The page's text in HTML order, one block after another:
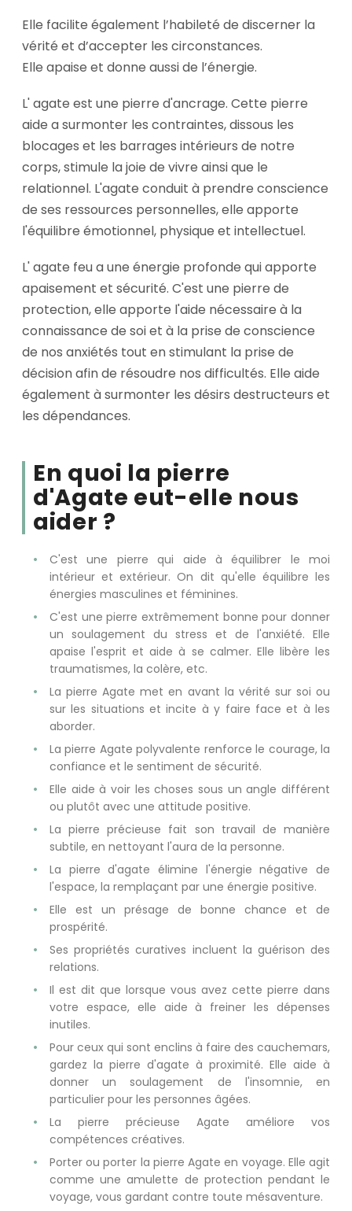
Elle facilite également l’habileté de discerner la
vérité et d’accepter les circonstances.
Elle apaise et donne aussi de l’énergie.
L' agate est une pierre d'ancrage. Cette pierre
aide a surmonter les contraintes,dissous les
blocages et les barrages intérieurs de notre
corps,stimule la joie de vivre ainsi que le
relationnel. L'agate conduit à prendre conscience
de ses ressources personnelles, elle apporte
l'équilibre émotionnel, physique et intellectuel.
L' agate feu a une énergie profonde qui apporte
apaisement et sécurité. C'est une pierre de
protection, elle apporte l'aide nécessaire à la
connaissance de soi et à la prise de conscience
de nos anxiétés tout en stimulant la prise de
décision afin de résoudre nos difficultés. Elle aide
également à surmonter les désirs destructeurs et
les dépendances.
En quoi la pierre
d'Agate eut-elle nous
aider ?
C'est une pierre qui aide à équilibrer le moi
intérieur et extérieur. On dit qu'elle équilibre les
énergies masculines et féminines.
C'est une pierre extrêmement bonne pour donner
un soulagement du stress et de l'anxiété. Elle
apaise l'esprit et aide à se calmer. Elle libère les
traumatismes, la colère, etc.
La pierre Agate met en avant la vérité sur soi ou
sur les situations et incite à y faire face et à les
aborder.
La pierre Agate polyvalente renforce le courage, la
confiance et le sentiment de sécurité.
Elle aide à voir les choses sous un angle différent
ou plutôt avec une attitude positive.
La pierre précieuse fait son travail de manière
subtile, en nettoyant l'aura de la personne.
La pierre d'agate élimine l'énergie négative de
l'espace, la remplaçant par une énergie positive.
Elle est un présage de bonne chance et de
prospérité.
Ses propriétés curatives incluent la guérison des
relations.
Il est dit que lorsque vous avez cette pierre dans
votre espace, elle aide à freiner les dépenses
inutiles.
Pour ceux qui sont enclins à faire des cauchemars,
gardez la pierre d'agate à proximité. Elle aide à
donner un soulagement de l'insomnie, en
particulier pour les personnes âgées.
La pierre précieuse Agate améliore vos
compétences créatives.
Porter ou porter la pierre Agate en voyage. Elle agit
comme une amulette de protection pendant le
voyage, vous gardant contre toute mésaventure.